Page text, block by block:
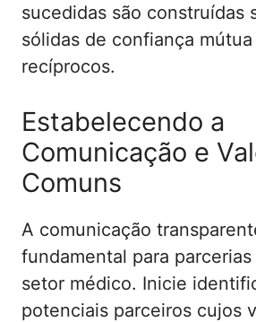
sucedidas são construídas
sólidas de confiança
recíprocos.
Estabelecendo a
Comunicação e
Comuns
A comunicação
fundamental para
setor médico. Inicie
potenciais parceiros cujos